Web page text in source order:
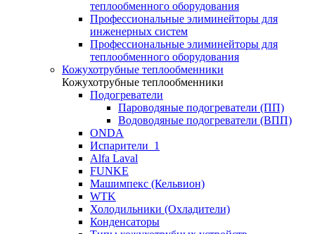
теплообменного оборудования
Профессиональные элиминейторы для
инженерных систем
Профессиональные элиминейторы для
теплообменного оборудования
Кожухотрубные теплообменники
Кожухотрубные теплообменники
Подогреватели
Пароводяные подогреватели (ПП)
Водоводяные подогреватели (ВПП)
ONDA
Испарители_1
Alfa Laval
FUNKE
Машимпекс (Кельвион)
WTK
Холодильники (Охладители)
Конденсаторы